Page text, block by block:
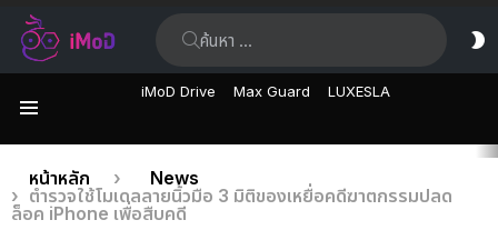
iMoD Drive Max Guard LUXESLA
เรื่อง
ล่าสุด
คุณอยู่ที่นี่:
หน้าหลัก
News
ตำรวจใช้โมเดลลายนิ้วมือ 3 มิติของเหยื่อคดีฆาตกรรมปลด
ล็อค iPhone เพื่อสืบคดี